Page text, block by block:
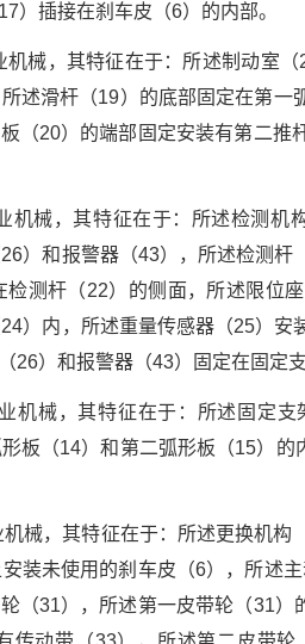
）插接在刹车皮（6）的内部。
械，其特征在于：所述制动室
述滑杆（19）的底部固定在第
（20）的端部固定安装有第二
机械，其特征在于：所述检测机
）和报警器（43），所述检测
检测杆（22）的侧面，所述限位
）内，所述重量传感器（25）安
26）和报警器（43）固定在固定
机械，其特征在于：所述固定
板（14）和第二弧形板（15）
械，其特征在于：所述更换机构
装未使用的刹车皮（6），所述
（31），所述第一皮带轮（31